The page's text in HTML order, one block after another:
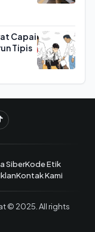
Capai
Tipis
SiberKode Etik
Kontak Kami
© 2025. All rights